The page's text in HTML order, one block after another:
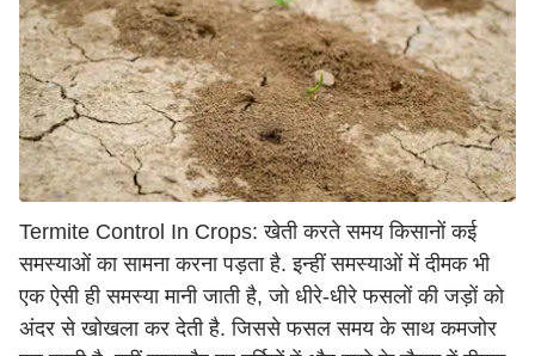
Termite Control In Crops: खेती करते समय किसानों कई
समस्याओं का सामना करना पड़ता है. इन्हीं समस्याओं में दीमक भी
एक ऐसी ही समस्या मानी जाती है, जो धीरे-धीरे फसलों की जड़ों को
अंदर से खोखला कर देती है. जिससे फसल समय के साथ कमजोर